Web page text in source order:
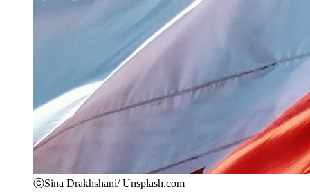
ⓒSina Drakhshani/ Unsplash.com